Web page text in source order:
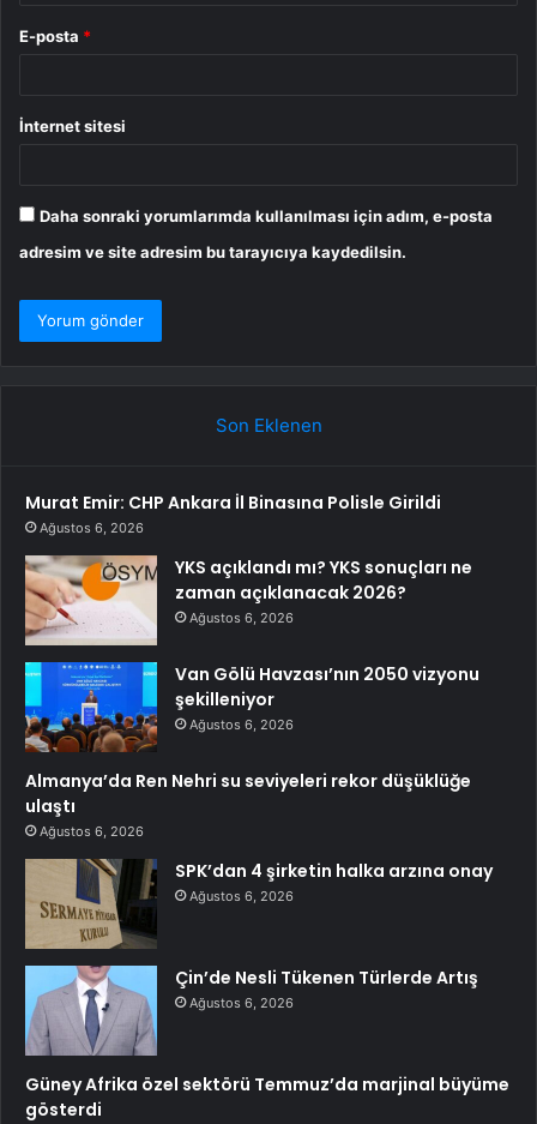
E-posta *
İnternet sitesi
Daha sonraki yorumlarımda kullanılması için adım, e-posta
adresim ve site adresim bu tarayıcıya kaydedilsin.
Son Eklenen
Murat Emir: CHP Ankara İl Binasına Polisle Girildi
Ağustos 6, 2026
YKS açıklandı mı? YKS sonuçları ne
zaman açıklanacak 2026?
Ağustos 6, 2026
Van Gölü Havzası’nın 2050 vizyonu
şekilleniyor
Ağustos 6, 2026
Almanya’da Ren Nehri su seviyeleri rekor düşüklüğe
ulaştı
Ağustos 6, 2026
SPK’dan 4 şirketin halka arzına onay
Ağustos 6, 2026
Çin’de Nesli Tükenen Türlerde Artış
Ağustos 6, 2026
Güney Afrika özel sektörü Temmuz’da marjinal büyüme
gösterdi